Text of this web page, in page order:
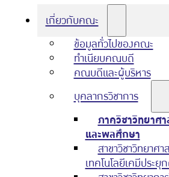
เกี่ยวกับคณะ
ข้อมูลทั่วไปของคณะ
ทำเนียบคณบดี
คณบดีและผู้บริหาร
บุคลากรวิชาการ
ภาควิชาวิทยาศ
และพลศึกษา
สาขาวิชาวิทยาศา
เทคโนโลยีเคมีประยุ